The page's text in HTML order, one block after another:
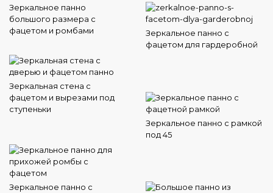
Зеркальное панно
большого размера с
фацетом и ромбами
Зеркальное панно с
фацетом для гардеробной
Зеркальная стена с
фацетом и вырезами под
ступеньки
Зеркальное панно с рамкой
под 45
Зеркальное панно с